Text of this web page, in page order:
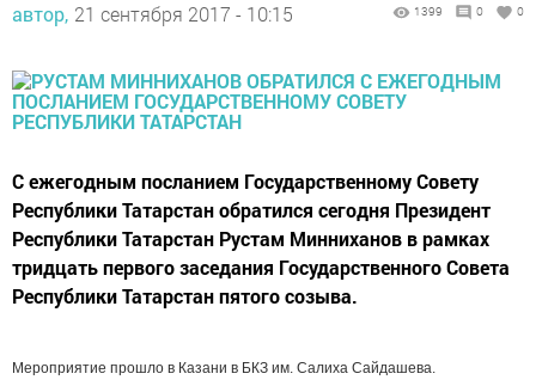
автор, 21 сентября 2017 - 10:15 1399 0 0
C ежегодным посланием Государственному Совету
Республики Татарстан обратился сегодня Президент
Республики Татарстан Рустам Минниханов в рамках
тридцать первого заседания Государственного Совета
Республики Татарстан пятого созыва.
Мероприятие прошло в Казани в БКЗ им. Салиха Сайдашева.